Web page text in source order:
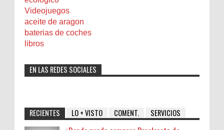
Videojuegos
aceite de aragon
baterias de coches
libros
EN LAS REDES SOCIALES
RECIENTES LO + VISTO COMENT. SERVICIOS